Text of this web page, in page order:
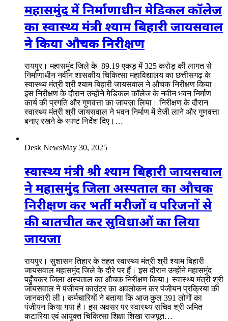
महासमुंद में निर्माणाधीन मेडिकल कॉलेज
का स्वास्थ्य मंत्री श्याम बिहारी जायसवाल
ने किया औचक निरीक्षण
रायपुर। महासमुंद जिले के 89.19 एकड़ में 325 करोड़ की लागत से
निर्माणाधीन नवीन शासकीय चिकित्सा महाविद्यालय का छत्तीसगढ़ के
स्वास्थ्य मंत्री श्री श्याम बिहारी जायसवाल ने औचक निरीक्षण किया।
इस निरीक्षण के दौरान उन्होंने मेडिकल कॉलेज के नवीन भवन निर्माण
कार्य की प्रगति और गुणवत्ता का जायज़ा लिया। निरीक्षण के दौरान
स्वास्थ्य मंत्री श्री जायसवाल ने भवन निर्माण में तेजी लाने और गुणवत्ता
बनाए रखने के स्पष्ट निर्देश दिए।…
Desk NewsMay 30, 2025
स्वास्थ्य मंत्री श्री श्याम बिहारी जायसवाल
ने महासमुंद जिला अस्पताल का औचक
निरीक्षण कर भर्ती मरीजों व परिजनों से
की बातचीत कर सुविधाओं का लिया
जायजा
रायपुर। सुशासन तिहार के तहत स्वास्थ्य मंत्री श्री श्याम बिहारी
जायसवाल महासमुंद जिले के दौरे पर हैं। इस दौरान उन्होंने महासमुंद
पहुँचकर जिला अस्पताल का औचक निरीक्षण किया। स्वास्थ्य मंत्री श्री
जायसवाल ने पंजीयन काउंटर का अवलोकन कर पंजीयन प्रक्रिया की
जानकारी ली। कर्मचारियों ने बताया कि आज कुल 391 लोगों का
पंजीयन किया गया है। इस अवसर पर स्वास्थ्य सचिव श्री अमित
कटारिया एवं आयुक्त चिकित्सा शिक्षा शिखा राजपूत…